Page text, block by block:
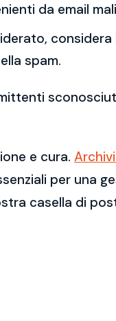
da email
spam.
e cura.
per una
casella di